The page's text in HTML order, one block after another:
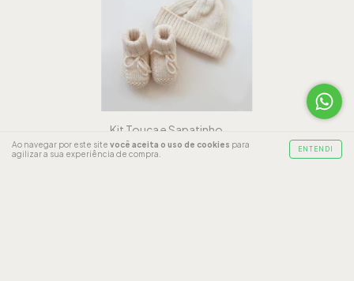
Ao navegar por este site você aceita o uso de cookies para
agilizar a sua experiência de compra.
ENTENDI
Kit Touca e Sapatinho
Maternidade - Vanilla
R$139,90